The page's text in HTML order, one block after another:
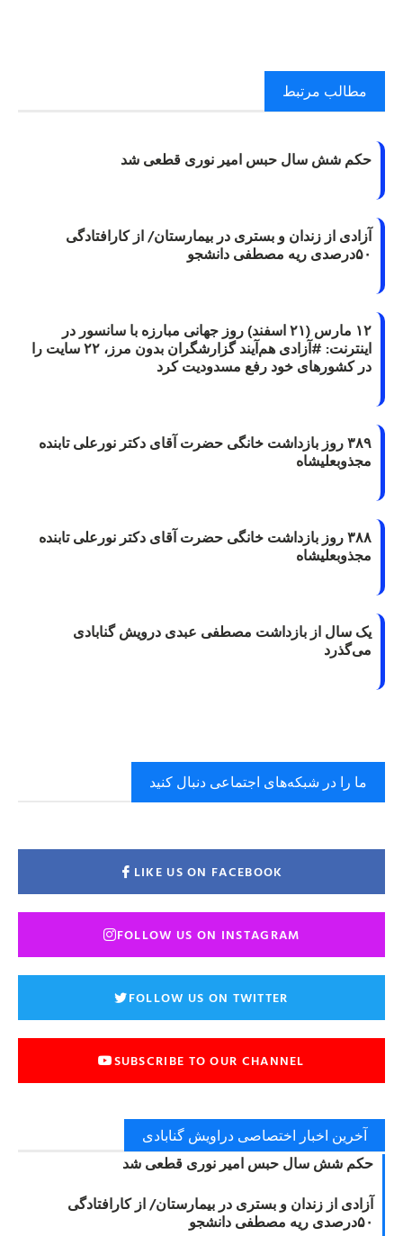
مطالب مرتبط
حکم شش سال حبس امیر نوری قطعی شد
آزادی از زندان و بستری در بیمارستان/ از کارافتادگی
۵۰درصدی ریه مصطفی دانشجو
۱۲ مارس (۲۱ اسفند) روز جهانی مبارزه با سانسور در
اینترنت: #آزادی هم‌آیند گزارشگران‌ بدون مرز، ۲۲ سایت را
در کشورهای خود رفع مسدودیت کرد
۳۸۹ روز بازداشت خانگی حضرت آقای دکتر نورعلی تابنده
مجذوبعلیشاه
۳۸۸ روز بازداشت خانگی حضرت آقای دکتر نورعلی تابنده
مجذوبعلیشاه
یک سال از بازداشت مصطفی عبدی درویش گنابادی
می‌گذرد
ما را در شبکه‌های اجتماعی دنبال کنید
LIKE US ON FACEBOOK
FOLLOW US ON INSTAGRAM
FOLLOW US ON TWITTER
SUBSCRIBE TO OUR CHANNEL
آخرین اخبار اختصاصی دراویش گنابادی
حکم شش سال حبس امیر نوری قطعی شد
آزادی از زندان و بستری در بیمارستان/ از کارافتادگی
۵۰درصدی ریه مصطفی دانشجو